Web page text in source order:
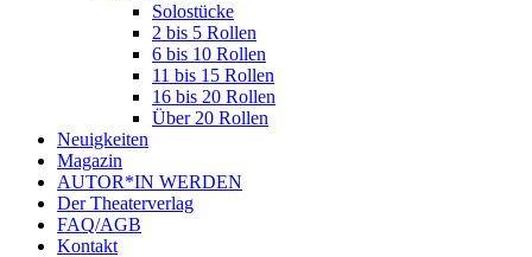
Solostücke
2 bis 5 Rollen
6 bis 10 Rollen
11 bis 15 Rollen
16 bis 20 Rollen
Über 20 Rollen
Neuigkeiten
Magazin
AUTOR*IN WERDEN
Der Theaterverlag
FAQ/AGB
Kontakt